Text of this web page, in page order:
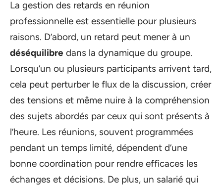
La gestion des retards en réunion
professionnelle est essentielle pour plusieurs
raisons. D’abord, un retard peut mener à un
déséquilibre dans la dynamique du groupe.
Lorsqu’un ou plusieurs participants arrivent tard,
cela peut perturber le flux de la discussion, créer
des tensions et même nuire à la compréhension
des sujets abordés par ceux qui sont présents à
l’heure. Les réunions, souvent programmées
pendant un temps limité, dépendent d’une
bonne coordination pour rendre efficaces les
échanges et décisions. De plus, un salarié qui